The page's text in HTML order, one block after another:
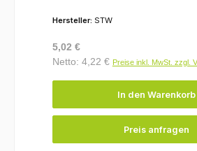
Hersteller: STW
Regulärer Preis:
5,02 €
Netto: 4,22 € Preise inkl. MwSt. zzgl.
In den Warenkorb
Preis anfragen